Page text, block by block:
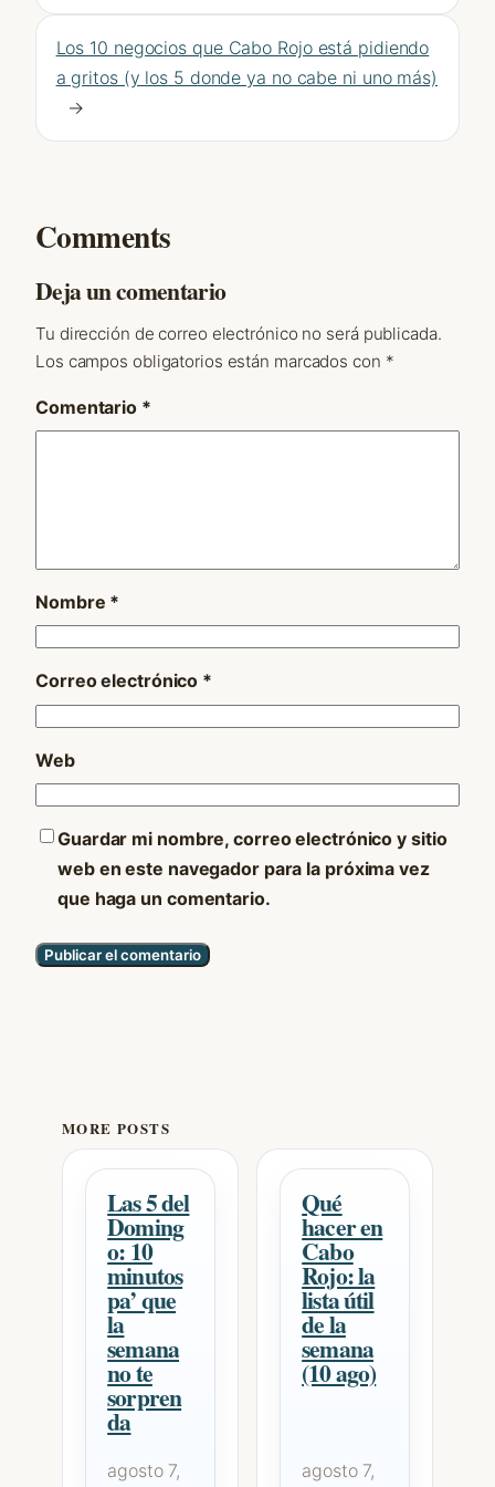
Los 10 negocios que Cabo Rojo está pidiendo
a gritos (y los 5 donde ya no cabe ni uno más)
→
Comments
Deja un comentario
Tu dirección de correo electrónico no será publicada.
Los campos obligatorios están marcados con *
Comentario *
Nombre *
Correo electrónico *
Web
Guardar mi nombre, correo electrónico y sitio
web en este navegador para la próxima vez
que haga un comentario.
MORE POSTS
Las 5 del
Doming
o: 10
minutos
pa’ que
la
semana
no te
sorpren
da
agosto 7,
Qué
hacer en
Cabo
Rojo: la
lista útil
de la
semana
(10 ago)
agosto 7,